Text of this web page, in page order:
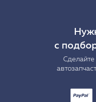
с